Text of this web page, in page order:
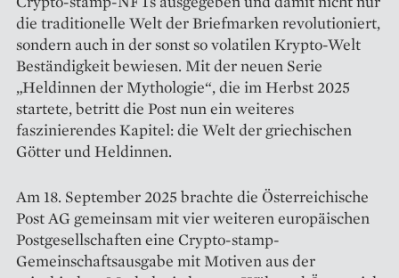
die traditionelle Welt der Briefmarken revolutioniert,
sondern auch in der sonst so volatilen Krypto-Welt
Beständigkeit bewiesen. Mit der neuen Serie
„Heldinnen der Mythologie“, die im Herbst 2025
startete, betritt die Post nun ein weiteres
faszinierendes Kapitel: die Welt der griechischen
Götter und Heldinnen.
Am 18. September 2025 brachte die Österreichische
Post AG gemeinsam mit vier weiteren europäischen
Postgesellschaften eine Crypto-stamp-
Gemeinschaftsausgabe mit Motiven aus der